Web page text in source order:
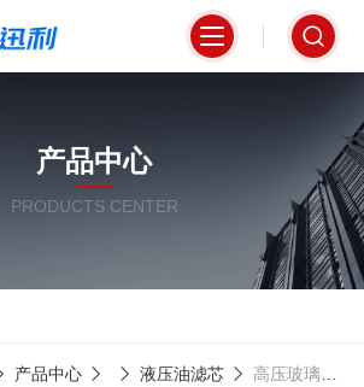
产品中心
PRODUCTS CENTER
产品中心 液压油滤芯 高压玻璃纤维材质液压油滤芯P17-3002